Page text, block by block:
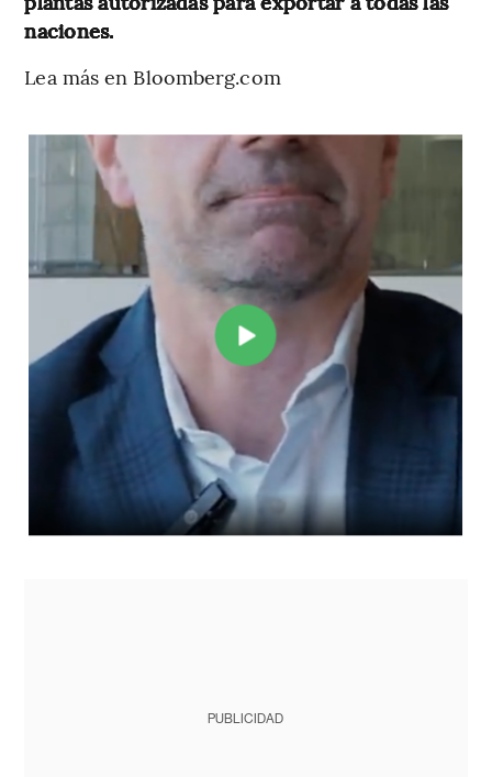
naciones.
Lea más en Bloomberg.com
PUBLICIDAD